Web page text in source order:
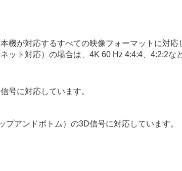
機が対応するすべての映像フォーマットに対応
ット対応）の場合は、 4K 60 Hz 4:4:4、4:2:2な
号に対応しています。
アンドボトム）の3D信号に対応しています。